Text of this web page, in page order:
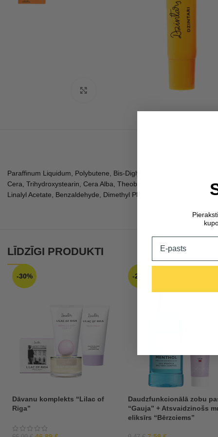
Paraffinum Liquidum, Polybutene, Bis-Diglyceryl Polyacyladipate-
Cera, Trihydroxystearin, Cera Alba, Theobroma Cacao Seed
Linalyl Acetate, Benzaldehyde, Dimethyl Phenethyl Acetate,
LĪDZĪGI PRODUKTI
-30%
Dāvanu komplekts “Lilac of
Riga”
-20%
Daudzfunkcionālā zobu
“Gauja” + Atsvaidzinošs
eliksīrs “Bērzciems”